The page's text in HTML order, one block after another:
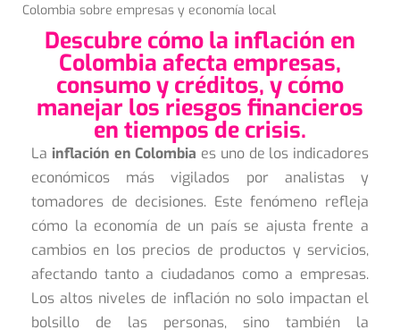
Descubre cómo la inflación en
Colombia afecta empresas,
consumo y créditos, y cómo
manejar los riesgos financieros
en tiempos de crisis.
La inflación en Colombia es uno de los indicadores
económicos más vigilados por analistas y
tomadores de decisiones. Este fenómeno refleja
cómo la economía de un país se ajusta frente a
cambios en los precios de productos y servicios,
afectando tanto a ciudadanos como a empresas.
Los altos niveles de inflación no solo impactan el
bolsillo de las personas, sino también la